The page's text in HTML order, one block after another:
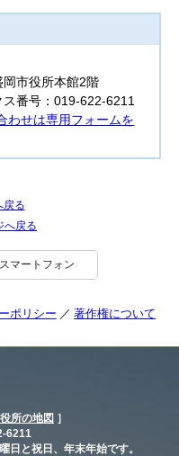
市役所本館2階
番号：019-622-6211
せは専用フォームを
戻る
へ戻る
スマートフォン
ポリシー 著作権について
所の地図 ］
6211
日と祝日、年末年始です。